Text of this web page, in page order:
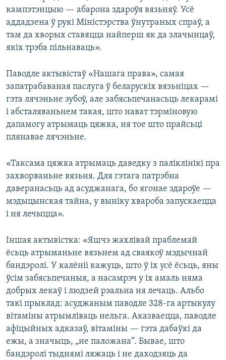
кампэтэнцыю — абарона здароўя вязьняў. Усё
аддадзена ў рукі Міністэрства ўнутраных спраў, а
там да хворых ставяцца найперш як да злачынцаў,
якіх трэба пільнаваць».
Паводле актывістаў «Нашага права», самая
запатрабаваная паслуга ў беларускіх вязьніцах —
гэта лячэньне зубоў, але забясьпечанасьць лекарамі
і абсталяваньнем такая, што нават тэрміновую
дапамогу атрымаць цяжка, ня тое што прайсьці
плянавае лячэньне.
«Таксама цяжка атрымаць даведку з паліклінікі пра
захворваньне вязьня. Для гэтага патрэбна
даверанасьць ад асуджанага, бо ягонае здароўе —
мэдыцынская тайна, у выніку хвароба запускаецца
і ня лечыцца».
Іншая актывістка: «Яшчэ жахлівай праблемай
ёсьць атрыманьне вязьнем ад сваякоў мэдычнай
бандэролі. У калёніі кажуць, што ў іх усё ёсьць, яны
ўсім забясьпечаныя, а насамрэч у іх амаль няма
добрых лекаў і людзей рэальна ня лечаць. Альбо
такі прыклад: асуджаным паводле 328-га артыкулу
вітаміны атрымліваць нельга. Аказваецца, паводле
афіцыйных адказаў, вітаміны — гэта дабаўкі да
ежы, а значыць, „не паложана“. Бывае, што
бандэролі тыднямі ляжаць і не даходзяць да